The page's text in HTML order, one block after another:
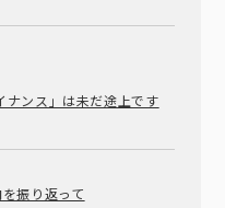
ナンス」は未だ途上です
振り返って